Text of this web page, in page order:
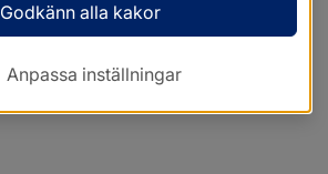
Godkänn alla kakor
Anpassa inställningar